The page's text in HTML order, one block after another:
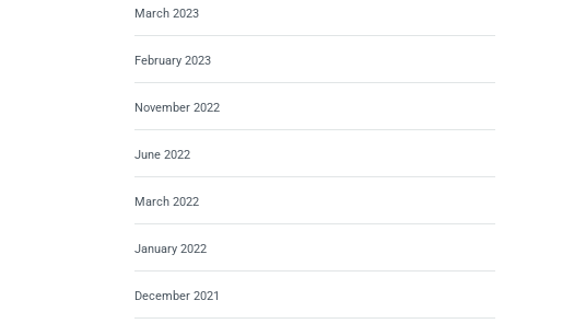
March 2023
February 2023
November 2022
June 2022
March 2022
January 2022
December 2021